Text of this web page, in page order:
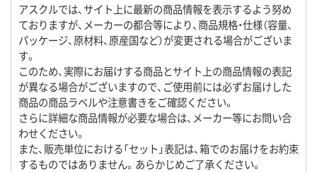
アスクルでは、サイト上に最新の商品情報を表示するよう努め
ておりますが、メーカーの都合等により、商品規格・仕様（容量、
パッケージ、原材料、原産国など）が変更される場合がございま
す。
このため、実際にお届けする商品とサイト上の商品情報の表記
が異なる場合がございますので、ご使用前には必ずお届けした
商品の商品ラベルや注意書きをご確認ください。
さらに詳細な商品情報が必要な場合は、メーカー等にお問い合
わせください。
また、販売単位における「セット」表記は、箱でのお届けをお約束
するものではありません。あらかじめご了承ください。